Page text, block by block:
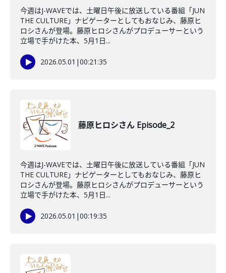
今週はJ-WAVEでは、土曜日午後に放送している番組「JUN
THE CULTURE」ナビゲーターとしてもおなじみ、藤原ヒ
ロシさんが登場。藤原ヒロシさんがプロデューサーという
立場で手がけた本、5月1日...
2026.05.01 |00:21:35
藤原ヒロシさん Episode_2
今週はJ-WAVEでは、土曜日午後に放送している番組「JUN
THE CULTURE」ナビゲーターとしてもおなじみ、藤原ヒ
ロシさんが登場。藤原ヒロシさんがプロデューサーという
立場で手がけた本、5月1日...
2026.05.01 |00:19:35